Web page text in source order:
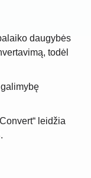
daugybės
todėl
leidžia